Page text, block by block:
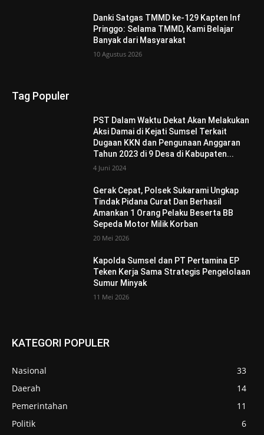
Danki Satgas TMMD ke-129 Kapten Inf
Pringgo: Selama TMMD, Kami Belajar
Banyak dari Masyarakat
10 Agustus 2026
Tag Populer
PST Dalam Waktu Dekat Akan Melakukan
Aksi Damai di Kejati Sumsel Terkait
Dugaan KKN dan Pengunaan Anggaran
Tahun 2023 di 9 Desa di Kabupaten...
4 Juni 2024
Gerak Cepat, Polsek Sukarami Ungkap
Tindak Pidana Curat Dan Berhasil
Amankan 1 Orang Pelaku Beserta BB
Sepeda Motor Milik Korban
20 Mei 2026
Kapolda Sumsel dan PT Pertamina EP
Teken Kerja Sama Strategis Pengelolaan
Sumur Minyak
11 Mei 2026
KATEGORI POPULER
Nasional
33
Daerah
14
Pemerintahan
11
Politik
6